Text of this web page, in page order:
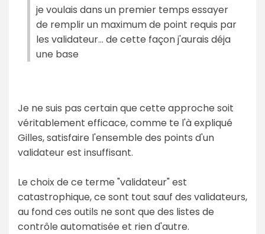
je voulais dans un premier temps essayer
de remplir un maximum de point requis par
les validateur... de cette façon j'aurais déja
une base
Je ne suis pas certain que cette approche soit
véritablement efficace, comme te l'à expliqué
Gilles, satisfaire l'ensemble des points d'un
validateur est insuffisant.
Le choix de ce terme "validateur" est
catastrophique, ce sont tout sauf des validateurs,
au fond ces outils ne sont que des listes de
contrôle automatisée et rien d'autre.